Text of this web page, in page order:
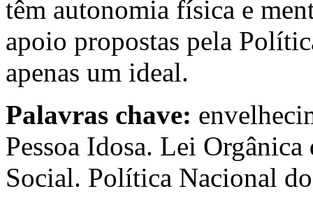
têm autonomia física e
apoio propostas pela
apenas um ideal.
Palavras chave:
Pessoa Idosa. Lei Orgânica
Social. Política Nacional